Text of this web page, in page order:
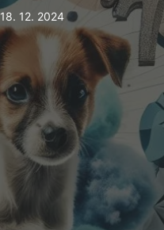
18. 12. 2024